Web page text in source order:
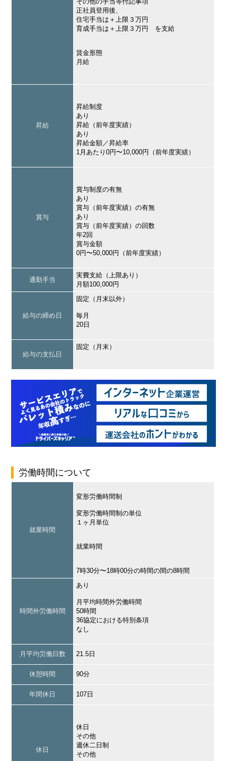
正社員登用後、
住宅手当は＋上限３万円
育成手当は＋上限３万円 を支給
賃金形態
月給
昇給
昇給制度
あり
昇給（前年度実績）
あり
昇給金額／昇給率
1月あたり0円〜10,000円（前年度実績）
賞与
賞与制度の有無
あり
賞与（前年度実績）の有無
あり
賞与（前年度実績）の回数
年2回
賞与金額
0円〜50,000円（前年度実績）
通勤手当
実費支給（上限あり）
月額100,000円
給与の締め日
固定（月末以外）
毎月
20日
給与の支払日
固定（月末）
労働時間について
就業時間
変形労働時間制
変形労働時間制の単位
１ヶ月単位
就業時間
7時30分〜18時00分の時間の間の8時間
時間外労働時間
あり
月平均時間外労働時間
50時間
36協定における特別条項
なし
月平均労働日数 21.5日
休憩時間 90分
年間休日 107日
休日
休日
その他
週休二日制
その他